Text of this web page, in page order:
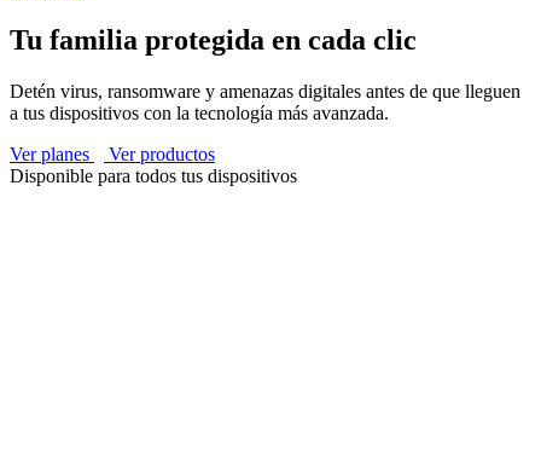
Tu familia protegida en cada clic
Detén virus, ransomware y amenazas digitales antes de que lleguen
a tus dispositivos con la tecnología más avanzada.
Ver planes
Ver productos
Disponible para todos tus dispositivos